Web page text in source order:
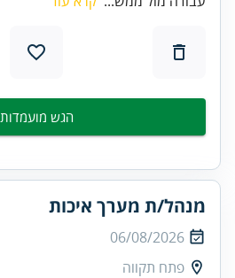
הגש מועמדות
מנהל/ת מערך איכות
06/08/2026
פתח תקווה